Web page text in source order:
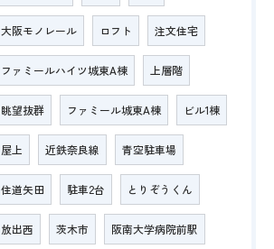
大阪モノレール ロフト 注文住宅
ファミールハイツ城東A棟 上層階
眺望抜群 ファミール城東A棟 ビル1棟
屋上 近鉄奈良線 青空駐車場
住道矢田 駐車2台 とりぞうくん
放出西 茨木市 阪南大学病院前駅